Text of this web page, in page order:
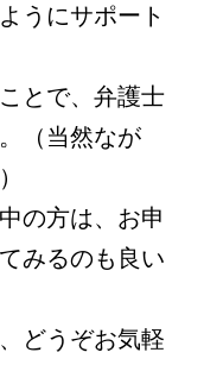
うにサポート
とで、弁護士
（当然なが
の方は、お申
みるのも良い
どうぞお気軽